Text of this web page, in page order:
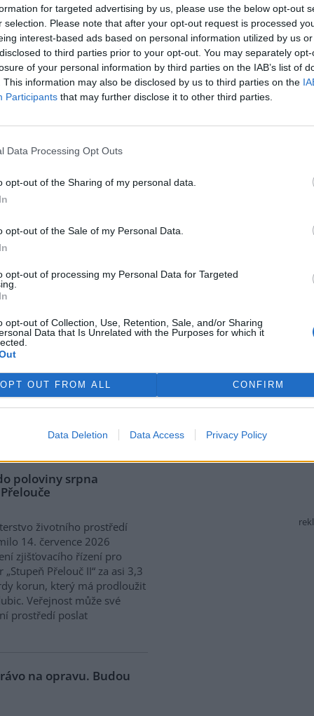
for targeted advertising by us, please use the below opt-out
selection. Please note that after your opt-out request is processed
interest-based ads based on personal information utilized by us
to third parties prior to your opt-out. You may separately
of your personal information by third parties on the IAB’s list of
This information may also be disclosed by us to third parties on the
Participants that may further disclose it to other third parties.
Data Processing Opt Outs
opt-out of the Sharing of my personal data.
opt-out of the Sale of my Personal Data.
opt-out of processing my Personal Data for Targeted
opt-out of Collection, Use, Retention, Sale, and/or Sharing
Data that Is Unrelated with the Purposes for which it
OPT OUT FROM ALL CONFIRM
Data Deletion Data Access Privacy Policy
nevyřeší jen nová
stávajících
380 tisíc domácností v
potřebuje cenově dostupné
rozvoj se to týká přibližně
v nájmu. K řešení
výstavby nutné
budov. Ty mohou
využití objektů v centrech
provozní náklady.
na bydlení více než 40 %
hlubokomořskou
nimi zatím chybí
skončilo 31. Valné
Mezinárodního úřadu
dno (ISA), kde měla své
i Česká republika.
jasně deklarovat, že
tolerovány.
poloviny srpna
životního prostředí
14. července 2026
zjišťovacího řízení pro
„Stupeň Přelouč II“ za asi 3,3
korun, který má prodloužit
Veřejnost může své
prostředí poslat
na opravu. Budou